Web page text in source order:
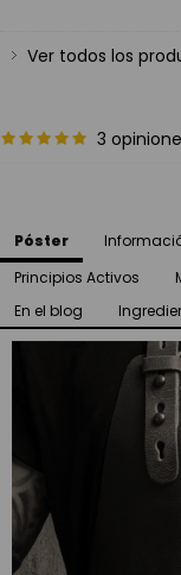
Ver todos los
3
Póster
Principios Activos
En el blog